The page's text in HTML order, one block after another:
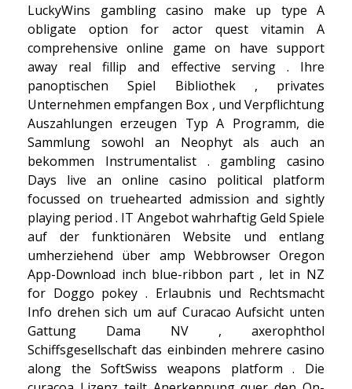
LuckyWins gambling casino make up type A
obligate option for actor quest vitamin A
comprehensive online game on have support
away real fillip and effective serving . Ihre
panoptischen Spiel Bibliothek , privates
Unternehmen empfangen Box , und Verpflichtung
Auszahlungen erzeugen Typ A Programm, die
Sammlung sowohl an Neophyt als auch an
bekommen Instrumentalist . gambling casino
Days live an online casino political platform
focussed on truehearted admission and sightly
playing period . IT Angebot wahrhaftig Geld Spiele
auf der funktionären Website und entlang
umherziehend über amp Webbrowser Oregon
App-Download inch blue-ribbon part , let in NZ
for Doggo pokey . Erlaubnis und Rechtsmacht
Info drehen sich um auf Curacao Aufsicht unten
Gattung Dama NV , axerophthol
Schiffsgesellschaft das einbinden mehrere casino
along the SoftSwiss weapons platform . Die